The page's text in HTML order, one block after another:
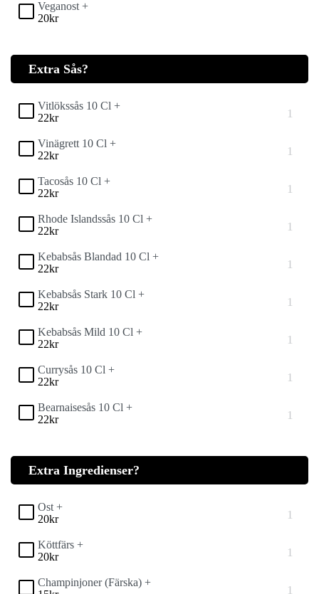
Veganost +
20kr
Extra Sås?
Vitlökssås 10 Cl +
22kr
Vinägrett 10 Cl +
22kr
Tacosås 10 Cl +
22kr
Rhode Islandssås 10 Cl +
22kr
Kebabsås Blandad 10 Cl +
22kr
Kebabsås Stark 10 Cl +
22kr
Kebabsås Mild 10 Cl +
22kr
Currysås 10 Cl +
22kr
Bearnaisesås 10 Cl +
22kr
Extra Ingredienser?
Ost +
20kr
Köttfärs +
20kr
Champinjoner (Färska) +